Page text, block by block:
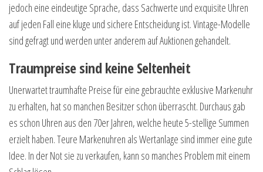
jedoch eine eindeutige Sprache, dass Sachwerte und exquisite Uhren
auf jeden Fall eine kluge und sichere Entscheidung ist. Vintage-Modelle
sind gefragt und werden unter anderem auf Auktionen gehandelt.
Traumpreise sind keine Seltenheit
Unerwartet traumhafte Preise für eine gebrauchte exklusive Markenuhr
zu erhalten, hat so manchen Besitzer schon überrascht. Durchaus gab
es schon Uhren aus den 70er Jahren, welche heute 5-stellige Summen
erzielt haben. Teure Markenuhren als Wertanlage sind immer eine gute
Idee. In der Not sie zu verkaufen, kann so manches Problem mit einem